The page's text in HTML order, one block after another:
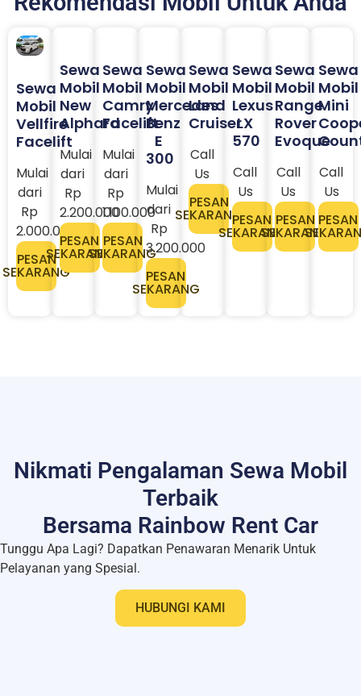
Sewa
Mobil
Vellfire
Facelift
Mulai
dari
Rp
2.000.000
PESAN
SEKARANG
Sewa
Mobil
New
Alphard
Mulai
dari
Rp
2.200.000
PESAN
SEKARANG
Sewa
Mobil
Camry
Facelift
Mulai
dari
Rp
1.100.000
PESAN
SEKARANG
Sewa
Mobil
Mercedes
Benz
E
300
Mulai
dari
Rp
3.200.000​
PESAN
SEKARANG
Sewa
Mobil
Land
Cruiser
Call
Us
PESAN
SEKARANG
Sewa
Mobil
Lexus
LX
570
Call
Us
PESAN
SEKARANG
Sewa
Mobil
Range
Rover
Evoque
Call
Us
PESAN
SEKARANG
Sewa
Mobil
Mini
Call
Us
PESAN
Nikmati Pengalaman Sewa Mobil
Terbaik
Bersama Rainbow Rent Car
Tunggu Apa Lagi? Dapatkan Penawaran Menarik Untuk
Pelayanan yang Spesial.
HUBUNGI KAMI